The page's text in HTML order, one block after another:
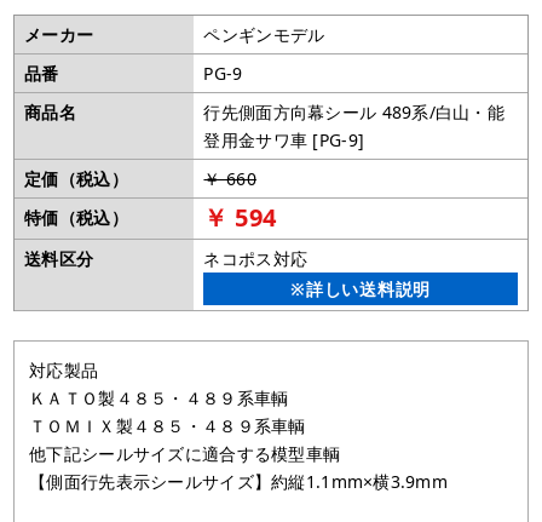
メーカー
ペンギンモデル
品番
PG-9
商品名
行先側面方向幕シール 489系/白山・能
登用金サワ車 [PG-9]
定価（税込）
￥ 660
特価（税込）
￥ 594
送料区分
ネコポス対応
※詳しい送料説明
対応製品
ＫＡＴＯ製４８５・４８９系車輌
ＴＯＭＩＸ製４８５・４８９系車輌
他下記シールサイズに適合する模型車輌
【側面行先表示シールサイズ】約縦1.1mm×横3.9mm